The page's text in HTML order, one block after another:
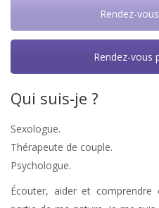
Qui suis-je ?
Sexologue.
Thérapeute de couple.
Psychologue.
Écouter, aider et
Rendez-
Rendez-vous